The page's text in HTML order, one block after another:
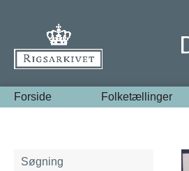
Forside Folketællinger
Søgning